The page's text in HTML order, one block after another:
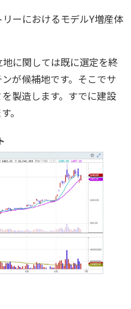
ーにおけるモデルY増産体
に関しては既に選定を終
が候補地です。そこでサ
製造します。すでに建設
。